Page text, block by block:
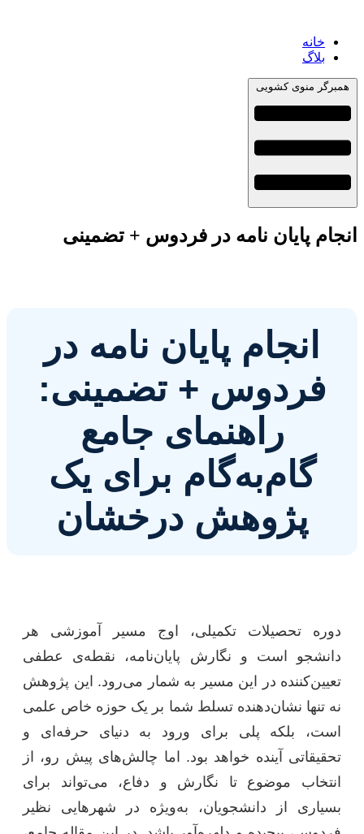
خانه
بلاگ
همبرگر منوی کشویی
انجام پایان نامه در فردوس + تضمینی
انجام پایان نامه در
فردوس + تضمینی:
راهنمای جامع
گام‌به‌گام برای یک
پژوهش درخشان
دوره تحصیلات تکمیلی، اوج مسیر آموزشی هر
دانشجو است و نگارش پایان‌نامه، نقطه‌ی عطفی
تعیین‌کننده در این مسیر به شمار می‌رود. این پژوهش
نه تنها نشان‌دهنده تسلط شما بر یک حوزه خاص علمی
است، بلکه پلی برای ورود به دنیای حرفه‌ای و
تحقیقاتی آینده خواهد بود. اما چالش‌های پیش رو، از
انتخاب موضوع تا نگارش و دفاع، می‌تواند برای
بسیاری از دانشجویان، به‌ویژه در شهرهایی نظیر